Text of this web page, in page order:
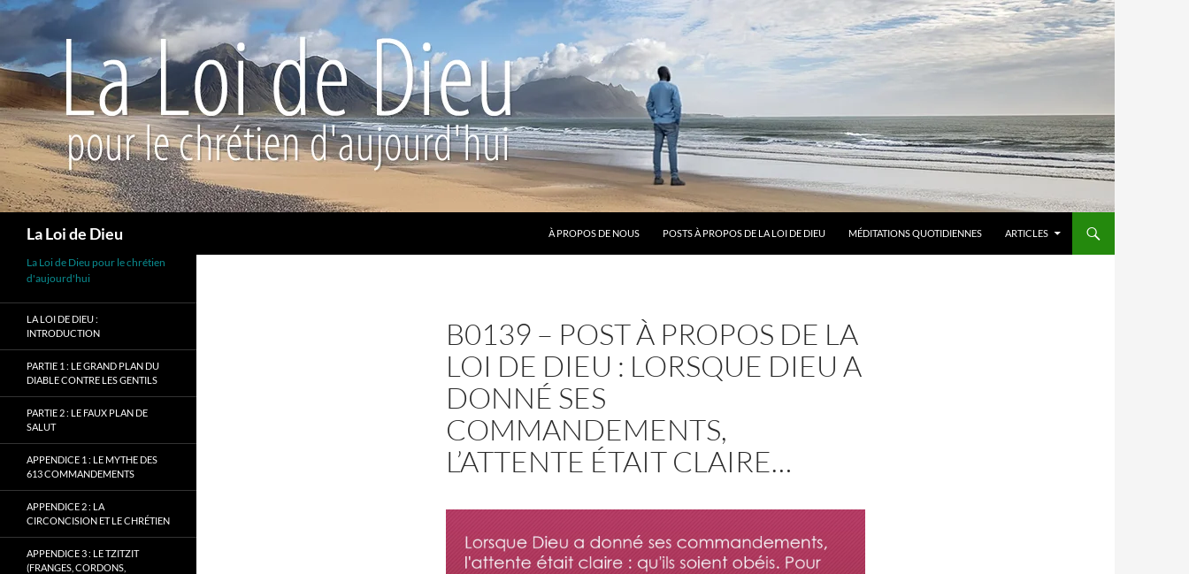
La Loi de Dieu
À PROPOS DE NOUS
POSTS À PROPOS DE LA LOI DE DIEU MÉDITATIONS QUOTIDIENNES ARTICLES
B0139 – POST À PROPOS DE LA
LOI DE DIEU : LORSQUE DIEU A
DONNÉ SES
COMMANDEMENTS,
L’ATTENTE ÉTAIT CLAIRE…
La Loi de Dieu pour le chrétien
d'aujourd'hui
LA LOI DE DIEU :
INTRODUCTION
PARTIE 1 : LE GRAND PLAN DU
DIABLE CONTRE LES GENTILS
PARTIE 2 : LE FAUX PLAN DE
SALUT
APPENDICE 1 : LE MYTHE DES
613 COMMANDEMENTS
APPENDICE 2 : LA
CIRCONCISION ET LE CHRÉTIEN
APPENDICE 3 : LE TZITZIT
(FRANGES, CORDONS,